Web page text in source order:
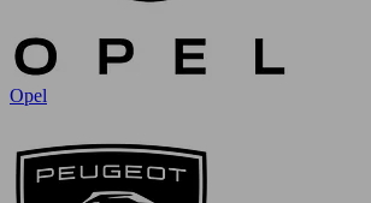
Opel